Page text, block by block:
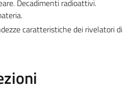
Decadimenti radioattivi.
caratteristiche dei rivelatori di